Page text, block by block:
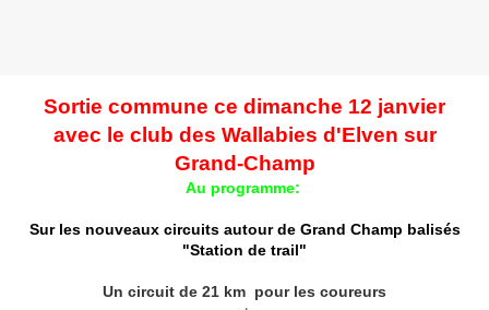
Sortie commune ce dimanche 12 janvier
avec le club des Wallabies d'Elven sur
Grand-Champ
Au programme:
Sur les nouveaux circuits autour de Grand Champ balisés
"Station de trail"
Un circuit de 21 km pour les coureurs